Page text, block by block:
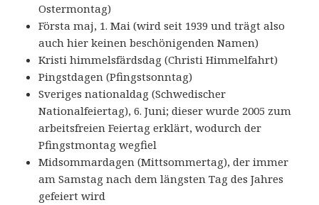
Ostermontag)
Första maj, 1. Mai (wird seit 1939 und trägt also
auch hier keinen beschönigenden Namen)
Kristi himmelsfärdsdag (Christi Himmelfahrt)
Pingstdagen (Pfingstsonntag)
Sveriges nationaldag (Schwedischer
Nationalfeiertag), 6. Juni; dieser wurde 2005 zum
arbeitsfreien Feiertag erklärt, wodurch der
Pfingstmontag wegfiel
Midsommardagen (Mittsommertag), der immer
am Samstag nach dem längsten Tag des Jahres
gefeiert wird